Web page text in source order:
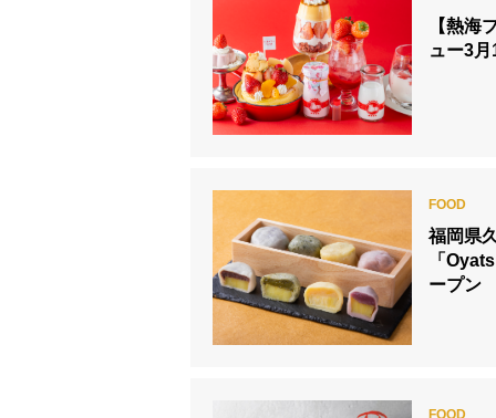
【熱海
ュー3
福岡県
「
ープン